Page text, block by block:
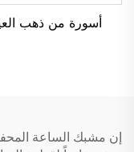
أسورة من ذهب
إن مشبك الساعة